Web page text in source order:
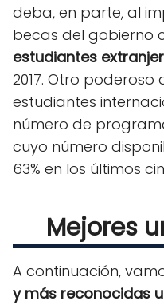
deba, en parte, al
becas del gobierno
estudiantes
2017. Otro
estudiantes
número de
cuyo número
63% en los últimos
Mejores
A continuación,
y más reconocidas